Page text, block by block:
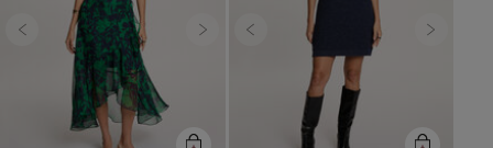
Previous Next Previous Next